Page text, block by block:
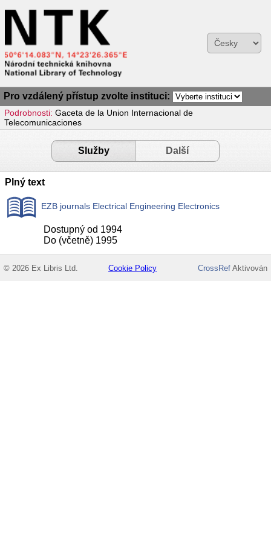
Pro vzdálený přístup zvolte instituci:
Podrobnosti: Gaceta de la Union Internacional de
Telecomunicaciones
Služby Další
Plný text
EZB journals Electrical Engineering Electronics
Dostupný od 1994
Do (včetně) 1995
© 2026 Ex Libris Ltd. Cookie Policy CrossRefAktivován